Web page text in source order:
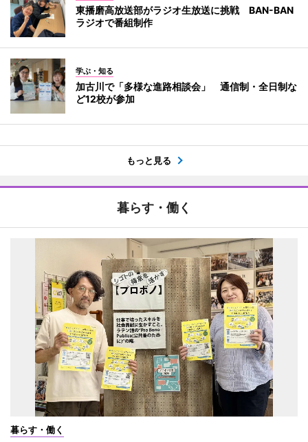
東播磨高放送部がラジオ生放送に挑戦 BAN-BAN
ラジオで番組制作
学ぶ・知る
加古川で「多様な進路相談会」 通信制・全日制な
ど12校が参加
もっと見る
暮らす・働く
暮らす・働く